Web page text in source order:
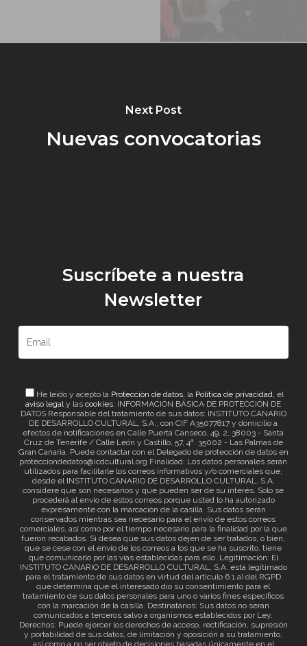
Next Post
Nuevas convocatorias
Suscríbete a nuestra
Newsletter
He leído y acepto la Protección de datos, la Política de privacidad, el
aviso legaly lascookies. INFORMACIÓN BÁSICA DE PROTECCIÓN DE
DATOS Responsable del tratamiento de sus datos: INSTITUTO CANARIO
DE DESARROLLO CULTURAL, S.A., con CIF A35077817 y domicilio a
efectos de notificaciones en Calle Puerta Canseco, 49, 2, 38003 - Santa
Cruz de Tenerife / Calle León y Castillo, 57, 4ª. 35002 - Las Palmas de
Gran Canaria. Puede contactar con el Delegado de protección de datos en
protecciondedatos@icdcultural.org Finalidad: Los datos personales serán
utilizados para facilitarle los correos informativos y/o comerciales que,
desde el INSTITUTO CANARIO DE DESARROLLO CULTURAL, S.A.
considere que son necesarios y que pueden ser de su interés. Solo se
procederá al envío de estos correos porque usted lo ha autorizado
expresamente con la marcación de la casilla. Sus datos serán
conservados mientras sea necesario para el envío de estos correos
comerciales, así como por el tiempo necesario para la finalidad por la que
fueron recabados. Si desea que sus datos dejen de ser tratados, o bien,
que se cese con el envío de los correos a los que se ha suscrito, tiene
que comunicarlo por las vías establecidas para ello. Legitimación: El
INSTITUTO CANARIO DE DESARROLLO CULTURAL, S.A. está legitimado
para el tratamiento de sus datos en virtud del artículo 6.1.a) del RGPD
que determina que el interesado dio su consentimiento para el
tratamiento de sus datos personales para uno o varios fines específicos
con la marcación de la casilla. Destinatarios: Sus datos no serán
comunicados a terceros salvo a organismos establecidos por Ley.
Derechos: Puede ejercer los derechos de acceso, rectificación, supresión
y portabilidad de sus datos, de limitación y oposición a su tratamiento,
así como a no ser objeto de decisiones basadas únicamente en el